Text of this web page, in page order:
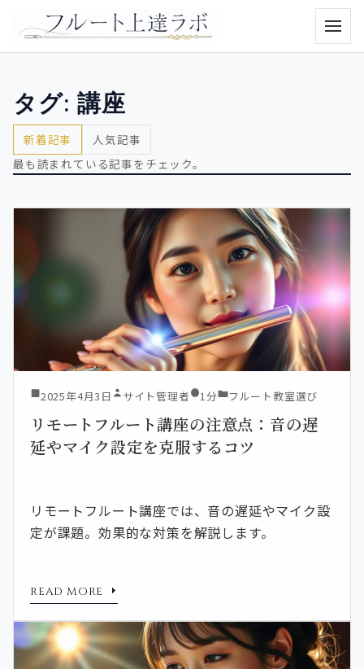
メニ
タグ: 講座
新着記事
人気記事
最も読まれている記事をチェック。
2025年4月3日 サイト管理者 1分 フルート教室選び
リモートフルート講座の注意点：音の遅
延やマイク設定を克服するコツ
リモートフルート講座では、音の遅延やマイク設
定が課題。効果的な対策を解説します。
READ MORE